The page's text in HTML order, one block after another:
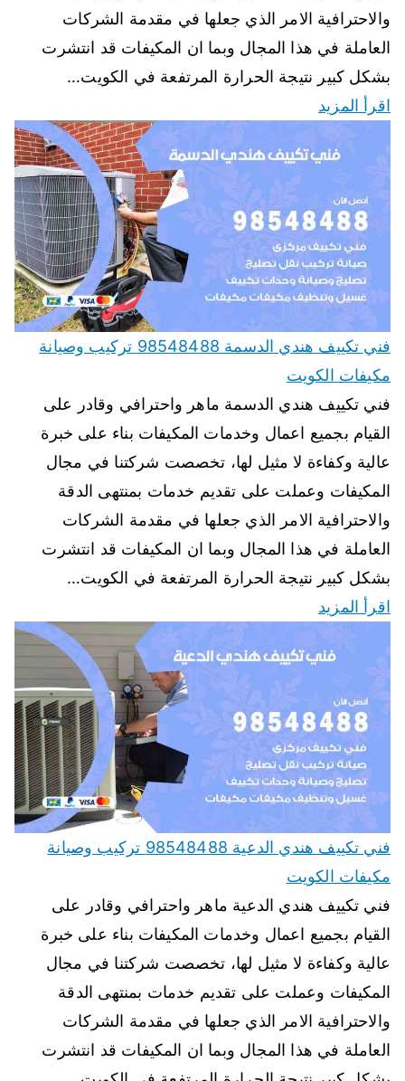
والاحترافية الامر الذي جعلها في مقدمة الشركات
العاملة في هذا المجال وبما ان المكيفات قد انتشرت
بشكل كبير نتيجة الحرارة المرتفعة في الكويت…
اقرأ المزيد
فني تكييف هندي الدسمة 98548488 تركيب وصيانة
مكيفات الكويت
فني تكييف هندي الدسمة ماهر واحترافي وقادر على
القيام بجميع اعمال وخدمات المكيفات بناء على خبرة
عالية وكفاءة لا مثيل لها، تخصصت شركتنا في مجال
المكيفات وعملت على تقديم خدمات بمنتهى الدقة
والاحترافية الامر الذي جعلها في مقدمة الشركات
العاملة في هذا المجال وبما ان المكيفات قد انتشرت
بشكل كبير نتيجة الحرارة المرتفعة في الكويت…
اقرأ المزيد
فني تكييف هندي الدعية 98548488 تركيب وصيانة
مكيفات الكويت
فني تكييف هندي الدعية ماهر واحترافي وقادر على
القيام بجميع اعمال وخدمات المكيفات بناء على خبرة
عالية وكفاءة لا مثيل لها، تخصصت شركتنا في مجال
المكيفات وعملت على تقديم خدمات بمنتهى الدقة
والاحترافية الامر الذي جعلها في مقدمة الشركات
العاملة في هذا المجال وبما ان المكيفات قد انتشرت